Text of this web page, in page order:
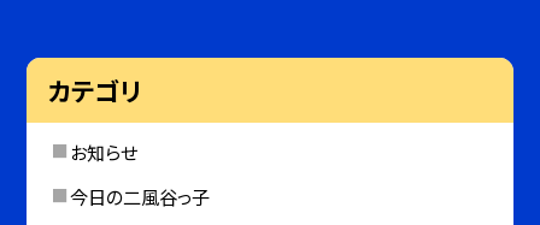
カテゴリ
お知らせ
今日の二風谷っ子